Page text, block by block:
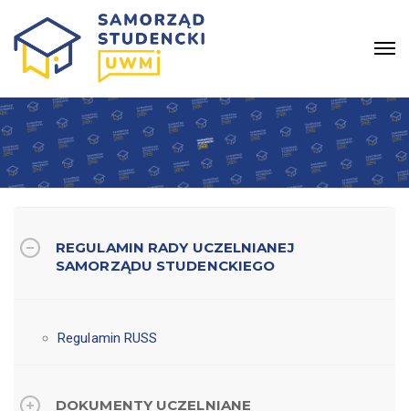
REGULAMIN RADY UCZELNIANEJ
SAMORZĄDU STUDENCKIEGO
Regulamin RUSS
DOKUMENTY UCZELNIANE